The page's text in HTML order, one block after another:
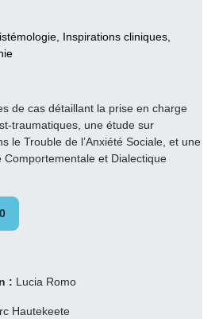
Inspirations cliniques,
de cas détaillant la prise en charge
traumatiques, une étude sur
le Trouble de l’Anxiété Sociale, et une
et Dialectique
: Lucia Romo
Hautekeete